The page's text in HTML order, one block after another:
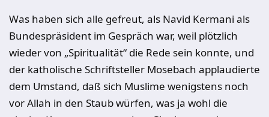
Was haben sich alle gefreut, als Navid Kermani als
Bundespräsident im Gespräch war, weil plötzlich
wieder von „Spiritualität“ die Rede sein konnte, und
der katholische Schriftsteller Mosebach applaudierte
dem Umstand, daß sich Muslime wenigstens noch
vor Allah in den Staub würfen, was ja wohl die